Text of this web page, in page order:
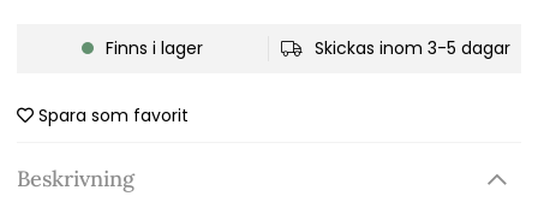
Finns i lager Skickas inom 3-5 dagar
Spara som favorit
Beskrivning